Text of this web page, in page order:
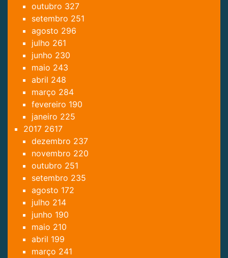
outubro 327
setembro 251
agosto 296
julho 261
junho 230
maio 243
abril 248
março 284
fevereiro 190
janeiro 225
2017 2617
dezembro 237
novembro 220
outubro 251
setembro 235
agosto 172
julho 214
junho 190
maio 210
abril 199
março 241